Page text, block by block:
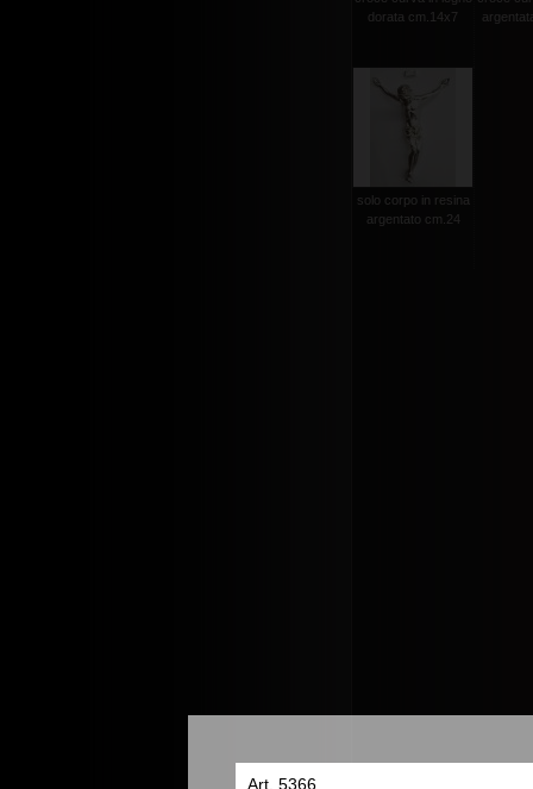
Art. 5366
dorata cm.14x7
solo corpo in resina
argentato cm.24